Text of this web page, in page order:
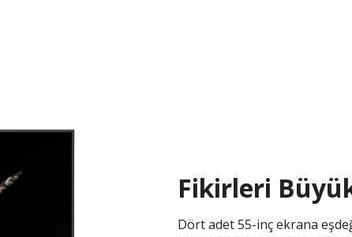
Fikirleri
Dört adet 55-inç ekrana